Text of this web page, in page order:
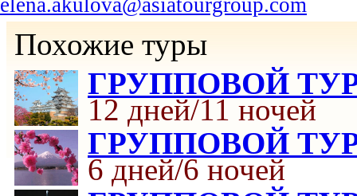
elena.akulova@asiatourgroup.com
Похожие туры
ГРУППОВОЙ ТУР
12 дней/11 ночей
ГРУППОВОЙ ТУР
6 дней/6 ночей